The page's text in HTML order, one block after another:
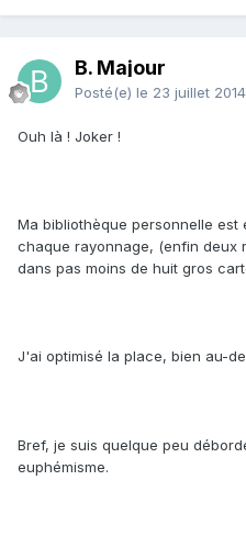
B. Majour
Posté(e) le 23 juillet 2014
Ouh là ! Joker !
Ma bibliothèque personnelle
chaque rayonnage, (enfin deux
dans pas moins de huit gros
J'ai optimisé la place, bien au-
Bref, je suis quelque peu
euphémisme.